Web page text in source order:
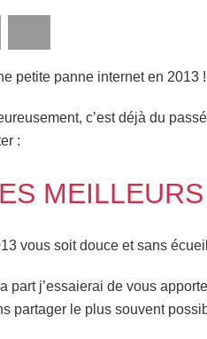
petite panne internet en 2013 !
c’est déjà du
:
vous soit douce et sans
part j’essaierai de vous
partager le plus souvent